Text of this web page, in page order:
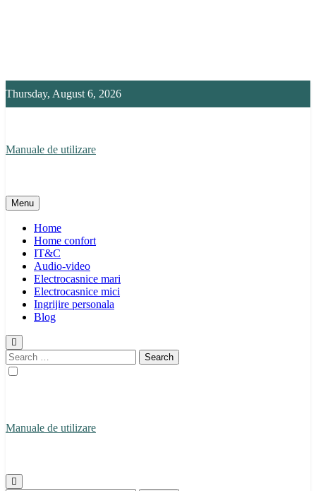
to
content
Thursday, August 6, 2026
Manuale de utilizare
Menu
Home
Home confort
IT&C
Audio-video
Electrocasnice mari
Electrocasnice mici
Ingrijire personala
Blog
Search
for:
Manuale de utilizare